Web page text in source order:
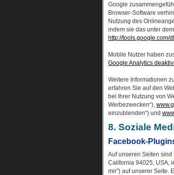
Google
Browser-Software
Nutzung des
indem sie das unter
http://tools.google.com/
Mobile Nutzer haben
Google Analytics
Weitere Informationen
erfahren Sie auf den
bei Ihrer Nutzung von
Werbezwecken“),
einzublenden“) und
8. Soziale
Facebook-
Auf unseren Seiten sind
California 94025, USA,
mir") auf unserer Seite.